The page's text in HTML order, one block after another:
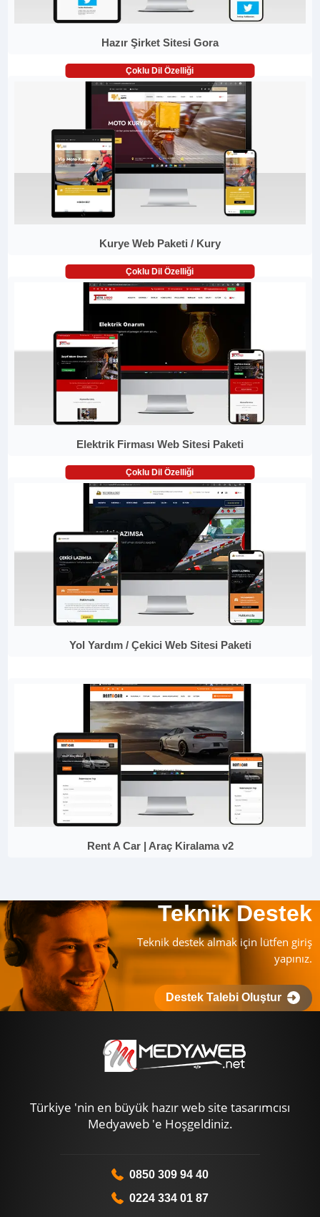
Hazır Şirket Sitesi Gora
Çoklu Dil Özelliği
Kurye Web Paketi / Kury
Çoklu Dil Özelliği
Elektrik Firması Web Sitesi Paketi
Çoklu Dil Özelliği
Yol Yardım / Çekici Web Sitesi Paketi
Rent A Car | Araç Kiralama v2
Teknik Destek
Teknik destek almak için lütfen giriş
yapınız.
Destek Talebi Oluştur
Türkiye 'nin en büyük hazır web site tasarımcısı
Medyaweb 'e Hoşgeldiniz.
0850 309 94 40
0224 334 01 87